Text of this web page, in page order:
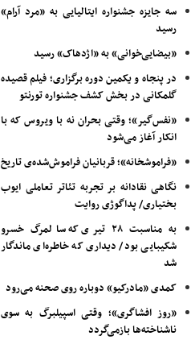
سه جایزه جشنواره ایتالیایی به «مرد آرام»
رسید
«بیضایی‌خوانی» به «اژدهاک» رسید
در پنجاه و یکمین دوره برگزاری؛ فیلم قصیده
گلمکانی در بخش کشف جشنواره تورنتو
«نفس‌گیر»؛ وقتی بحران نه با ویروس که با
انکار آغاز می‌شود
«فراموشخانه»؛ قربانیان فراموش‌شده‌ی تاریخ
نگاهی نقادانه بر تجربه تئاتر تعاملی ایوب
بختیاری/ پداگوژی روایت
به مناسبت ۲۸ تیری که سالمرگ خسرو
شکیبایی بود/ دیداری که خاطره‌ای ماندگار
شد
کمدی «مادرکیو» دوباره روی صحنه می‌رود
«روز افشاگری»؛ وقتی اسپیلبرگ به سوی
ناشناخته‌ها بازمی‌گردد